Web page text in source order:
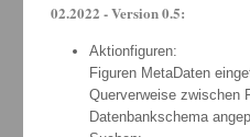
02.2022 - Version 0.5:
Aktionfiguren:
Figuren MetaDaten
Querverweise zwischen
Datenbankschema